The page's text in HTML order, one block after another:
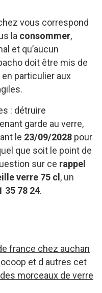
vous correspond
la consommer,
et qu’aucun
doit être mis de
particulier aux
: détruire
garde au verre,
le 23/09/2028 pour
que soit le point de
sur ce rappel
verre 75 cl, un
35 78 24.
france chez auchan
et d autres cet
morceaux de verre